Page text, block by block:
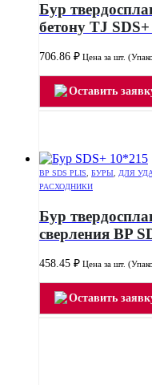
Бур
бетону TJ
706.86 ₽ Цена за шт.
Оставить
BP SDS PLIS БУРЫ ДЛЯ
РАСХОДНИКИ
Бур
сверления BP
458.45 ₽ Цена за шт.
Оставить